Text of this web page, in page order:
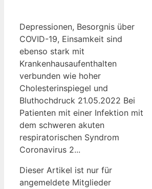
Depressionen, Besorgnis über
COVID-19, Einsamkeit sind
ebenso stark mit
Krankenhausaufenthalten
verbunden wie hoher
Cholesterinspiegel und
Bluthochdruck 21.05.2022 Bei
Patienten mit einer Infektion mit
dem schweren akuten
respiratorischen Syndrom
Coronavirus 2...
Dieser Artikel ist nur für
angemeldete Mitglieder